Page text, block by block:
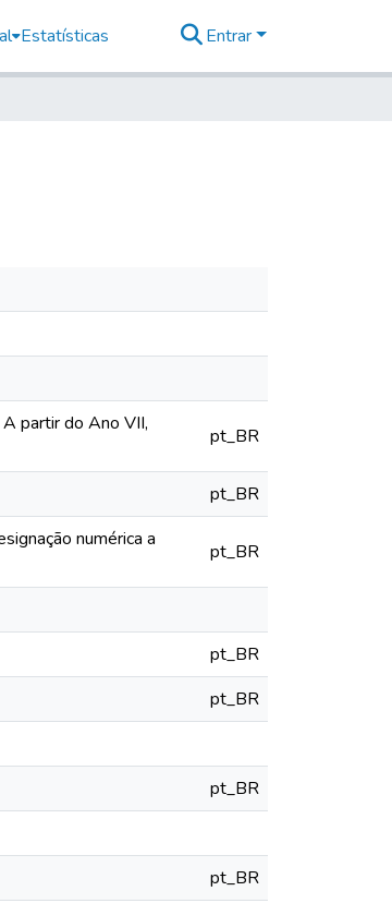
Estatísticas Entrar
partir do Ano VII,
pt_BR
pt_BR
numérica a
pt_BR
pt_BR
pt_BR
pt_BR
pt_BR